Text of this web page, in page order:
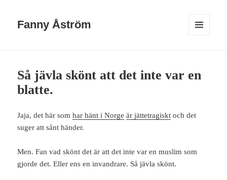
Fanny Åström
Så jävla skönt att det inte var en
blatte.
Jaja, det här somhar hänt i Norge är jättetragiskt och det
suger att sånt händer.
Men. Fan vad skönt det är att det inte var en muslim som
gjorde det. Eller ens en invandrare. Så jävla skönt.